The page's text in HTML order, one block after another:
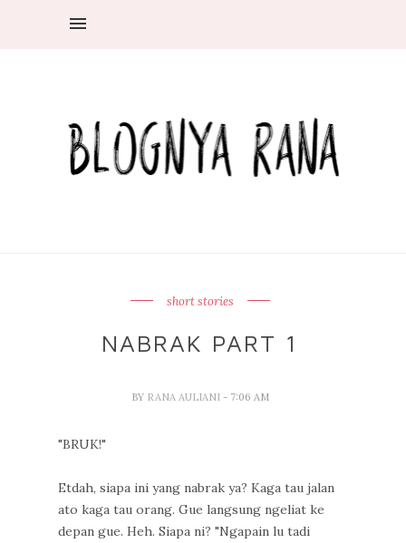
short stories
NABRAK PART 1
BY RANA AULIANI - 7:06 AM
"BRUK!"
Etdah, siapa ini yang nabrak ya? Kaga tau jalan
ato kaga tau orang. Gue langsung ngeliat ke
depan gue. Heh. Siapa ni? "Ngapain lu tadi